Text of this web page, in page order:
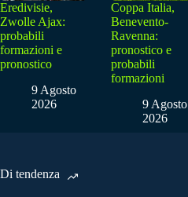
Eredivisie,
Zwolle Ajax:
probabili
formazioni e
pronostico
9 Agosto
2026
Coppa Italia,
Benevento-
Ravenna:
pronostico e
probabili
formazioni
9 Agosto
2026
Di tendenza